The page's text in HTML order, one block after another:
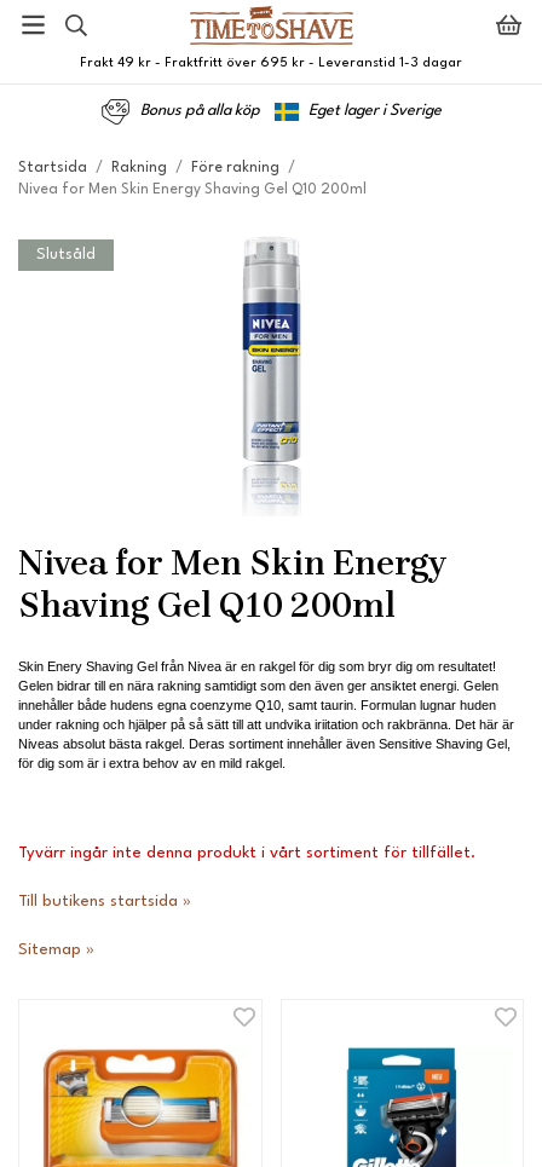
Frakt 49 kr - Fraktfritt över 695 kr - Leveranstid 1-3 dagar
Bonus på alla köp Eget lager i Sverige
Startsida / Rakning / Före rakning
/
Nivea for Men Skin Energy Shaving Gel Q10 200ml
Slutsåld
Nivea for Men Skin Energy
Shaving Gel Q10 200ml
Skin Enery Shaving Gel från Nivea är en rakgel för dig som bryr dig om resultatet!
Gelen bidrar till en nära rakning samtidigt som den även ger ansiktet energi. Gelen
innehåller både hudens egna coenzyme Q10, samt taurin. Formulan lugnar huden
under rakning och hjälper på så sätt till att undvika iriitation och rakbränna. Det här är
Niveas absolut bästa rakgel. Deras sortiment innehåller även Sensitive Shaving Gel,
för dig som är i extra behov av en mild rakgel.
Tyvärr ingår inte denna produkt i vårt sortiment för tillfället.
Till butikens startsida »
Sitemap »